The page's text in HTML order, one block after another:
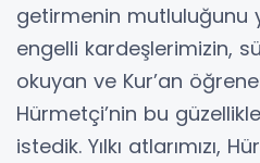
getirmenin mutluluğunu
engelli kardeşlerimizin,
okuyan ve Kur’an
Hürmetçi’nin bu
istedik. Yılkı atlarımızı,